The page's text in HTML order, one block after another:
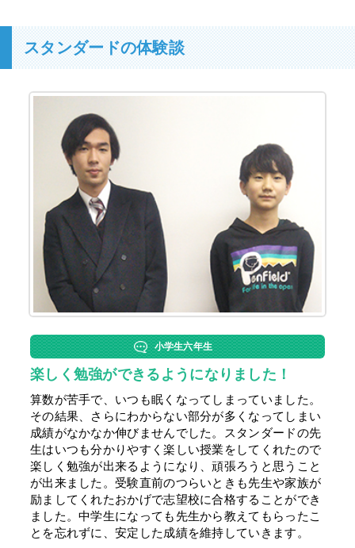
スタンダードの体験談
小学生六年生
楽しく勉強ができるようになりました！
算数が苦手で、いつも眠くなってしまっていました。
その結果、さらにわからない部分が多くなってしまい
成績がなかなか伸びませんでした。スタンダードの先
生はいつも分かりやすく楽しい授業をしてくれたので
楽しく勉強が出来るようになり、頑張ろうと思うこと
が出来ました。受験直前のつらいときも先生や家族が
励ましてくれたおかげで志望校に合格することができ
ました。中学生になっても先生から教えてもらったこ
とを忘れずに、安定した成績を維持していきます。